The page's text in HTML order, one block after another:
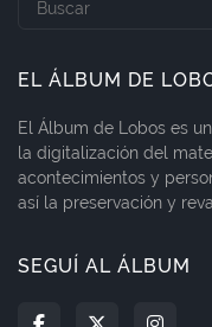
EL ÁLBUM DE
El Álbum de Lobos es
la digitalización del
acontecimientos y
así la preservación y
SEGUÍ AL ÁLBUM